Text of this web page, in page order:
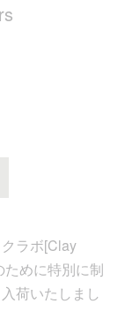
ラボ[Clay
ために特別に制
荷いたしまし